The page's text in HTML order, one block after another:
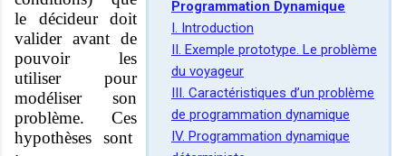
Programmation Dynamique
I. Introduction
II. Exemple prototype. Le problème
du voyageur
III. Caractéristiques d’un problème
de programmation dynamique
IV. Programmation dynamique
le décideur doit
valider avant de
pouvoir les
utiliser pour
modéliser son
problème. Ces
hypothèses sont